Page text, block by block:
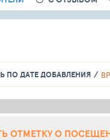
ПО ДАТЕ ДОБАВЛЕНИЯ
ОТМЕТКУ О